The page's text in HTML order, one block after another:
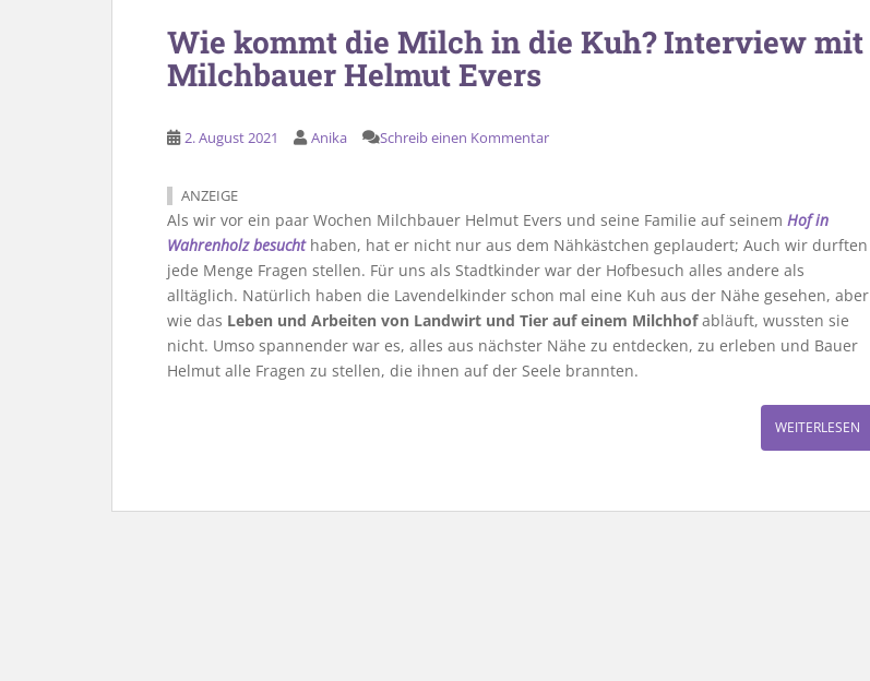
Wie kommt die Milch in die Kuh? Interview mit
Milchbauer Helmut Evers
2. August 2021 Anika Schreib einen Kommentar
ANZEIGE
Als wir vor ein paar Wochen Milchbauer Helmut Evers und seine Familie auf seinem Hof in
Wahrenholz besuchthaben, hat er nicht nur aus dem Nähkästchen geplaudert; Auch wir durften
jede Menge Fragen stellen. Für uns als Stadtkinder war der Hofbesuch alles andere als
alltäglich. Natürlich haben die Lavendelkinder schon mal eine Kuh aus der Nähe gesehen, aber
wie das Leben und Arbeiten von Landwirt und Tier auf einem Milchhofabläuft, wussten sie
nicht. Umso spannender war es, alles aus nächster Nähe zu entdecken, zu erleben und Bauer
Helmut alle Fragen zu stellen, die ihnen auf der Seele brannten.
WEITERLESEN